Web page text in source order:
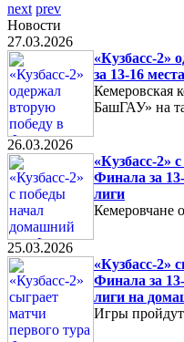
next prev
Новости
27.03.2026
«Кузбасс-2»
за 13-16
Кемеровская
БашГАУ» на
26.03.2026
«Кузбасс-2»
Финала за
лиги
Кемеровчане
25.03.2026
«Кузбасс-2»
Финала за
лиги на
Игры пройдут